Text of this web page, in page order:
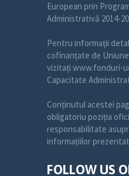
European prin
Administrativă 2014-
Pentru informații
cofinanțate de
vizitați www.fonduri-
Capacitate
Conținutul acestei
obligatoriu poziția
responsabilitate
informațiilor
FOLLOW US